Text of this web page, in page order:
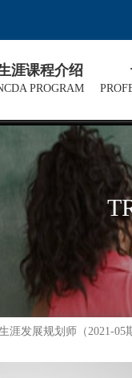
涯课程介绍
PROGRAM
涯发展规划师（2021-05